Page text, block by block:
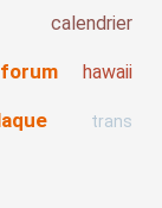
calendrier
forum hawaii
trans